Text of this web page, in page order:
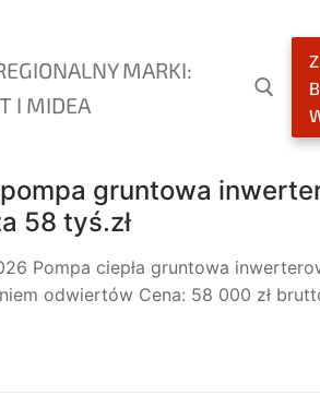
MARKI:
I MIDEA
gruntowa
58 tyś.zł
Pompa ciepła gruntowa
odwiertów Cena: 58 000 zł